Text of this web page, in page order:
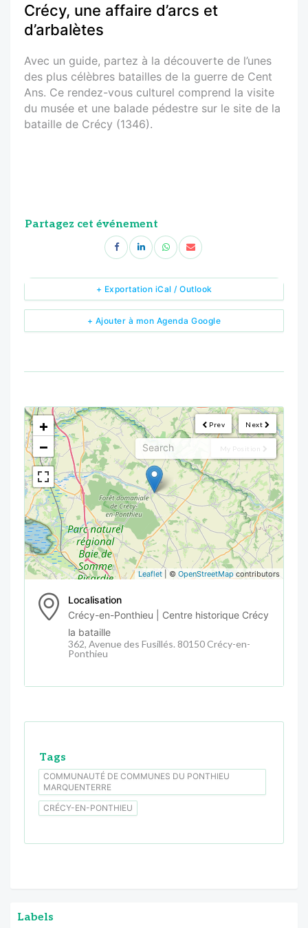
Crécy, une affaire d’arcs et
d’arbalètes
Avec un guide, partez à la découverte de l’unes
des plus célèbres batailles de la guerre de Cent
Ans. Ce rendez-vous culturel comprend la visite
du musée et une balade pédestre sur le site de la
bataille de Crécy (1346).
Partagez cet événement
+ Ajouter à mon Agenda Google
+ Exportation iCal / Outlook
Next
Prev
My Position
<!---->
+
−
Leaflet | © OpenStreetMap contributors
Localisation
Crécy-en-Ponthieu | Centre historique Crécy
la bataille
362, Avenue des Fusillés. 80150 Crécy-en-
Ponthieu
Tags
COMMUNAUTÉ DE COMMUNES DU PONTHIEU
MARQUENTERRE
CRÉCY-EN-PONTHIEU
Labels